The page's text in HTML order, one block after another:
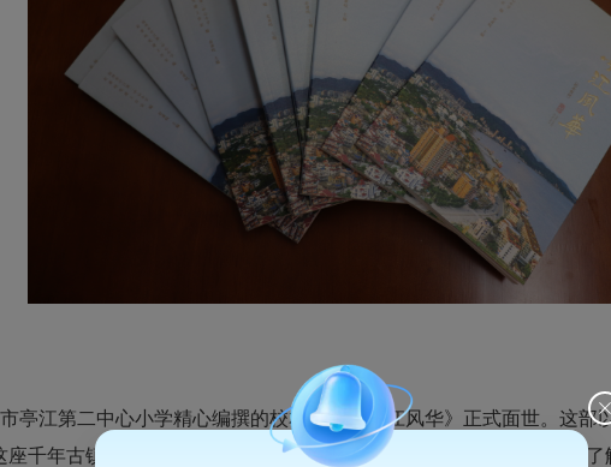
江第二中心小学精心编撰的校本读物《亭江风华》正式面世。这部
座千年古镇的自然风光、历史积淀与人文精神娓娓道来，成为青少年